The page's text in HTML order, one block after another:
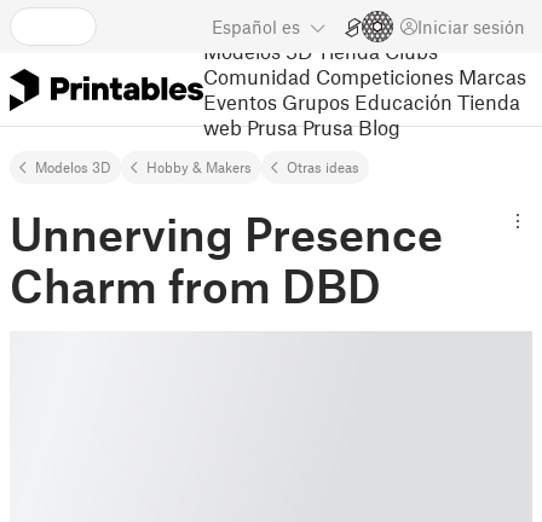
Español es Iniciar sesión
Modelos 3D Tienda Clubs
Comunidad Competiciones Marcas
Eventos Grupos Educación Tienda
web Prusa Prusa Blog
Modelos 3D Hobby & Makers Otras ideas
Unnerving Presence
Charm from DBD